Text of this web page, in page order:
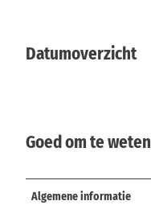
Datumoverzicht
Goed om te weten
Algemene informatie